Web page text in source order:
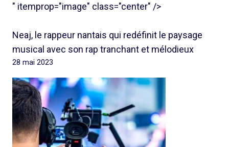
" itemprop="image" class="center" />
Neaj, le rappeur nantais qui redéfinit le paysage
musical avec son rap tranchant et mélodieux
28 mai 2023